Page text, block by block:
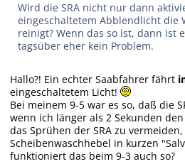
Wird die SRA nicht nur dann
eingeschaltetem Abblendlicht die
reinigt? Wenn das so ist, dann ist
tagsüber eher kein Problem.
Hallo?! Ein echter Saabfahrer fährt
eingeschaltetem Licht!
Bei meinem 9-5 war es so, daß die
wenn ich länger als 2 Sekunden
das Sprühen der SRA zu
Scheibenwaschhebel in kurzen
funktioniert das beim 9-3 auch so?